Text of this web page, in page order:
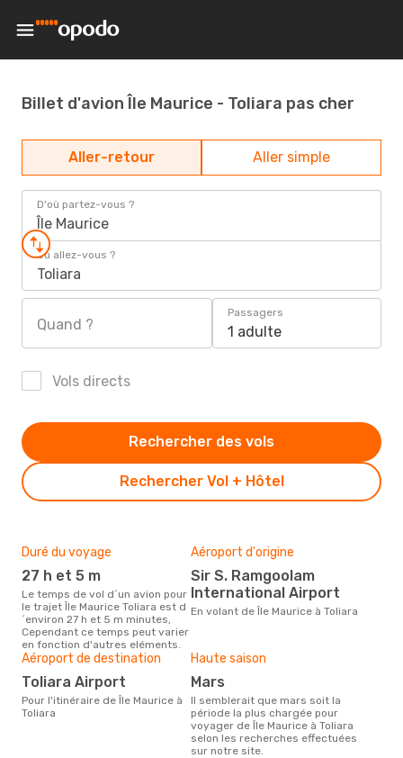
Billet d'avion Île Maurice - Toliara pas cher
Aller-retour Aller simple
D'où partez-vous ?
Île Maurice
Où allez-vous ?
Toliara
Quand ?
Passagers
1 adulte
Vols directs
Rechercher Vol + Hôtel
Rechercher des vols
Duré du voyage
27 h et 5 m
Le temps de vol d´un avion pour
le trajet Île Maurice Toliara est d
´environ 27 h et 5 m minutes,
Cependant ce temps peut varier
en fonction d'autres eléments.
Aéroport d'origine
Sir S. Ramgoolam
International Airport
En volant de Île Maurice à Toliara
Aéroport de destination
Toliara Airport
Pour l'itinéraire de Île Maurice à
Toliara
Haute saison
mars
Il semblerait que mars soit la
période la plus chargée pour
voyager de Île Maurice à Toliara
selon les recherches effectuées
sur notre site.